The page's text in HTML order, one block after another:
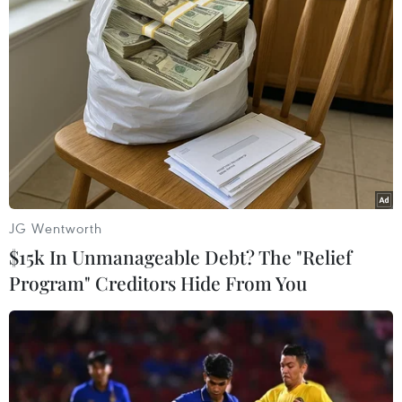
và trở thành ga hàng hóa đầu mối lớn trong
nhất hệ thống các ga đường sắt Việt Nam.
Ra mắt đoàn tàu liên vận
quốc tế từ ga Sóng Thần đi
Trung Quốc
Đoàn tàu gồm 19 toa, vận chuyển
tinh bột sắn với khối lượng
khoảng 500 tấn, xuất phát tại ga
Sóng Thần và dự kiến đến Phổ
Điền, Trịnh Châu (tỉnh Hà Nam,
Sau khi cơ sở hạ tầng phục vụ hoạt động
logistics được hoàn thiện và đáp ứng đủ yêu
JG Wentworth
$15k In Unmanageable Debt? The "Relief
Program" Creditors Hide From You